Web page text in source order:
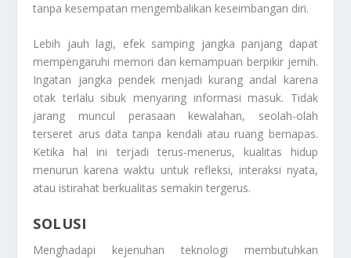
tanpa kesempatan mengembalikan keseimbangan diri.
Lebih jauh lagi, efek samping jangka panjang dapat
mempengaruhi memori dan kemampuan berpikir jernih.
Ingatan jangka pendek menjadi kurang andal karena
otak terlalu sibuk menyaring informasi masuk. Tidak
jarang muncul perasaan kewalahan, seolah-olah
terseret arus data tanpa kendali atau ruang bernapas.
Ketika hal ini terjadi terus-menerus, kualitas hidup
menurun karena waktu untuk refleksi, interaksi nyata,
atau istirahat berkualitas semakin tergerus.
SOLUSI
Menghadapi kejenuhan teknologi membutuhkan